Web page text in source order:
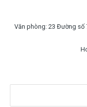
Văn phòng: 23 Đường số